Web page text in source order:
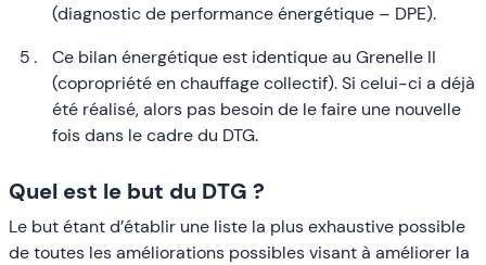
(diagnostic de performance énergétique – DPE).
Ce bilan énergétique est identique au Grenelle II
(copropriété en chauffage collectif). Si celui-ci a déjà
été réalisé, alors pas besoin de le faire une nouvelle
fois dans le cadre du DTG.
Quel est le but du DTG ?
Le but étant d’établir une liste la plus exhaustive possible
de toutes les améliorations possibles visant à améliorer la